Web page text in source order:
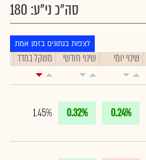
סה"כ ני"ע: 180
לצפות בנתונים בזמן אמת
שינוי יומי שינוי חודשי משקל במדד
0.24%
0.32%
1.45%